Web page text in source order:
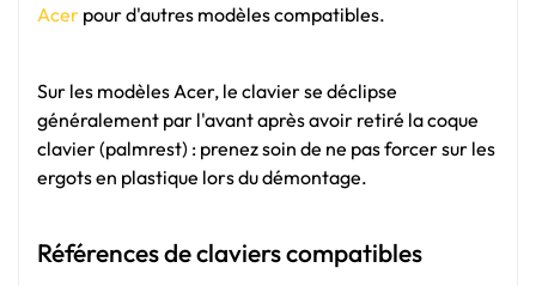
Acer pour d'autres modèles compatibles.
Sur les modèles Acer, le clavier se déclipse
généralement par l'avant après avoir retiré la coque
clavier (palmrest) : prenez soin de ne pas forcer sur les
ergots en plastique lors du démontage.
Références de claviers compatibles